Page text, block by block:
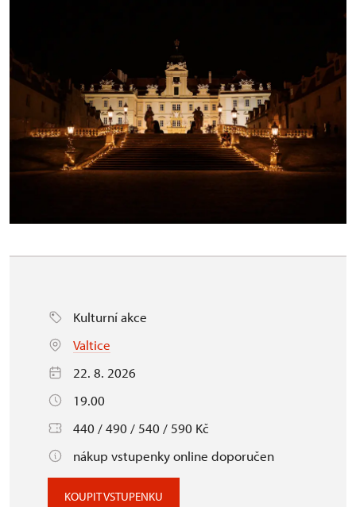
Kulturní akce
Valtice
22. 8. 2026
19.00
440 / 490 / 540 / 590 Kč
nákup vstupenky online doporučen
KOUPIT VSTUPENKU